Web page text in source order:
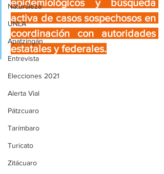
Naturaleza
UNLA
Apatzingán
Entrevista
Elecciones 2021
Alerta Vial
Pátzcuaro
Tarímbaro
Turicato
Zitácuaro
epidemiológicos y búsqueda
activa de casos sospechosos en
coordinación con autoridades
estatales y federales.